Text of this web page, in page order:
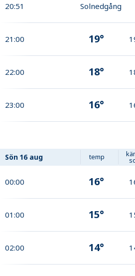
20:51 Solnedgång
21:00 19°
22:00 18°
23:00 16°
Sön 16 aug temp
00:00 16°
01:00 15°
02:00 14°